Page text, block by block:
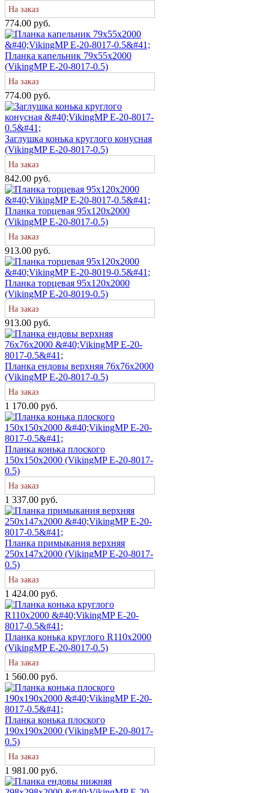
На заказ
774.00 руб.
Планка капельник 79х55х2000
(VikingMP E-20-8017-0.5)
На заказ
774.00 руб.
Заглушка конька круглого конусная
(VikingMP E-20-8017-0.5)
На заказ
842.00 руб.
Планка торцевая 95х120х2000
(VikingMP E-20-8017-0.5)
На заказ
913.00 руб.
Планка торцевая 95х120х2000
(VikingMP E-20-8019-0.5)
На заказ
913.00 руб.
Планка ендовы верхняя 76х76х2000
(VikingMP E-20-8017-0.5)
На заказ
1 170.00 руб.
Планка конька плоского
150х150х2000 (VikingMP E-20-8017-
0.5)
На заказ
1 337.00 руб.
Планка примыкания верхняя
250х147х2000 (VikingMP E-20-8017-
0.5)
На заказ
1 424.00 руб.
Планка конька круглого R110х2000
(VikingMP E-20-8017-0.5)
На заказ
1 560.00 руб.
Планка конька плоского
190х190х2000 (VikingMP E-20-8017-
0.5)
На заказ
1 981.00 руб.